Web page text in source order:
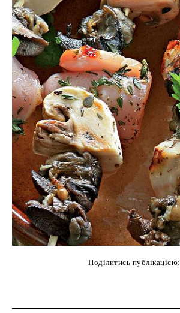
Поділитись публікацією: